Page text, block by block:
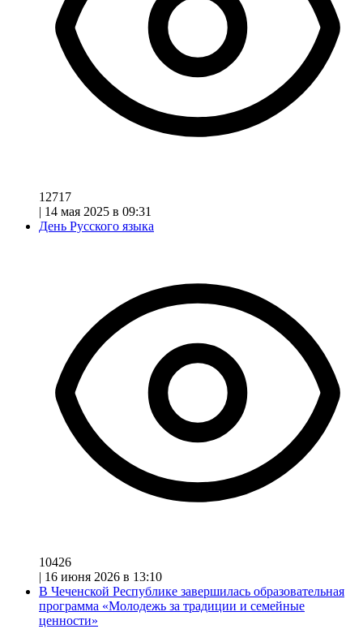
12717
| 14 мая 2025 в 09:31
День Русского языка
10426
| 16 июня 2026 в 13:10
В Чеченской Республике завершилась образовательная
программа «Молодежь за традиции и семейные
ценности»